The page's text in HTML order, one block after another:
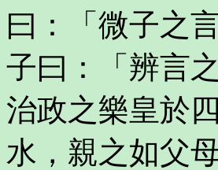
曰：「微子之
子曰：「辨言
治政之樂皇於
水，親之如父